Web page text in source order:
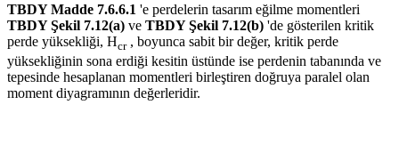
TBDY Madde 7.6.6.1 'e perdelerin tasarım eğilme momentleri
TBDY Şekil 7.12(a) ve TBDY Şekil 7.12(b) 'de gösterilen kritik
perde yüksekliği, Hcr, boyunca sabit bir değer, kritik perde
yüksekliğinin sona erdiği kesitin üstünde ise perdenin tabanında ve
tepesinde hesaplanan momentleri birleştiren doğruya paralel olan
moment diyagramının değerleridir.